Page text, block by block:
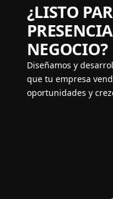
¿LISTO
NEGOCIO?
Diseñamos y
que tu empresa
oportunidades y